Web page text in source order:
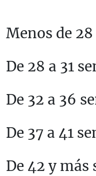
Menos de
De 28 a 31
De 32 a 36
De 37 a 41
De 42 y más